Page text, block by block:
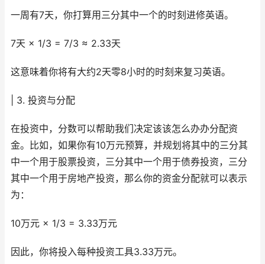
一周有7天，你打算用三分其中一个的时刻进修英语。
7天 × 1/3 = 7/3 ≈ 2.33天
这意味着你将有大约2天零8小时的时刻来复习英语。
| 3. 投资与分配
在投资中，分数可以帮助我们决定该该怎么办办分配资
金。比如，如果你有10万元预算，并规划将其中的三分其
中一个用于股票投资，三分其中一个用于债券投资，三分
其中一个用于房地产投资，那么你的资金分配就可以表示
为：
10万元 × 1/3 = 3.33万元
因此，你将投入每种投资工具3.33万元。